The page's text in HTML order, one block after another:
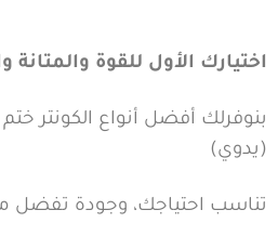
اختيارك الأول للقوة والمتانة
(يدوي)
تناسب احتياجك، وجودة تفضل